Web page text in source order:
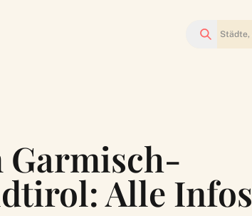
Suchen
Garmisch-
Alle Infos